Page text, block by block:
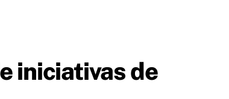
iniciativas de